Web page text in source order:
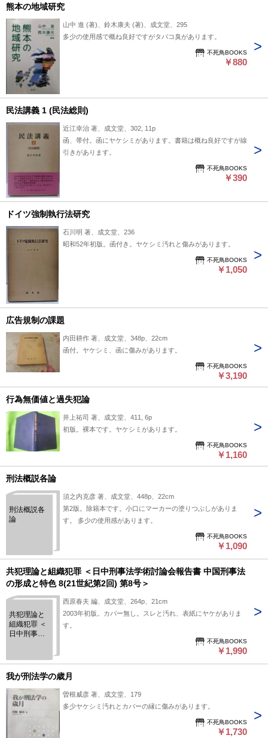
熊本の地域研究
山中 進 (著)、鈴木康夫 (著)、成文堂、295
多少の使用感で概ね良好ですがタバコ臭があります。
不死鳥BOOKS
￥880
民法講義 1 (民法総則)
近江幸治 著、成文堂、302, 11p
函、帯付。函にヤケシミがあります。書籍は概ね良好ですが線
引きがあります。
不死鳥BOOKS
￥390
ドイツ強制執行法研究
石川明 著、成文堂、236
昭和52年初版。函付き。ヤケシミ汚れと傷みがあります。
不死鳥BOOKS
￥1,050
広告規制の課題
内田耕作 著、成文堂、348p、22cm
函付。ヤケシミ、函に傷みがあります。
不死鳥BOOKS
￥3,190
行為無価値と過失犯論
井上祐司 著、成文堂、411, 6p
初版。裸本です。ヤケシミがあります。
不死鳥BOOKS
￥1,160
刑法概説各論
刑法概説各
論
須之内克彦 著、成文堂、448p、22cm
第2版。除籍本です。小口にマーカーの塗りつぶしがありま
す。 多少の使用感があります。
不死鳥BOOKS
￥1,090
共犯理論と組織犯罪 ＜日中刑事法学術討論会報告書 中国刑事法
の形成と特色 8(21世紀第2回) 第8号＞
共犯理論と
組織犯罪 ＜
日中刑事法
刑事法の形
成と特色
8(21世紀第2
回) 第8号＞
西原春夫 編、成文堂、264p、21cm
2003年初版。カバー無し。スレと汚れ、表紙にヤケがありま
す。
不死鳥BOOKS
￥1,990
我が刑法学の歳月
曽根威彦 著、成文堂、179
多少ヤケシミ汚れとカバーの縁に傷みがあります。
不死鳥BOOKS
￥1,730